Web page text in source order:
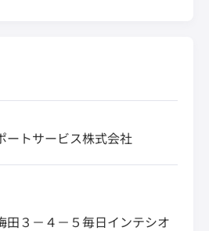
ートサービス株式会社
田３－４－５毎日インテシオ